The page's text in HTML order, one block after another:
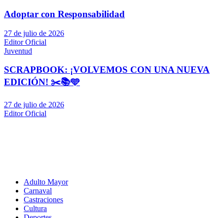
Adoptar con Responsabilidad
27 de julio de 2026
Editor Oficial
Juventud
SCRAPBOOK: ¡VOLVEMOS CON UNA NUEVA
EDICIÓN! ✂️📚🩵
27 de julio de 2026
Editor Oficial
Adulto Mayor
Carnaval
Castraciones
Cultura